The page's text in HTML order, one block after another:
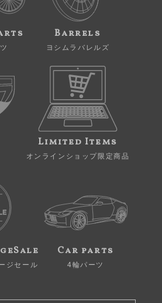
Barrels
ヨシムラバレルズ
Limited Items
オンラインショップ限定商品
ジセール
Car parts
4輪パーツ